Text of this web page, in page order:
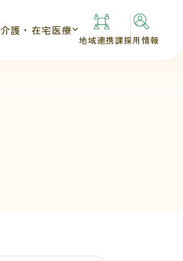
介護・在宅医療
地域連携課採用情報